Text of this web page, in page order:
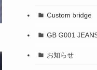
Custom bridge
GB G001
お知らせ